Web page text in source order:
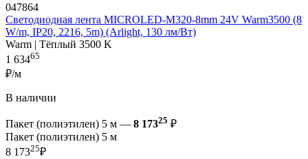
047864
Светодиодная лента MICROLED-M320-8mm 24V Warm3500 (8
W/m, IP20, 2216, 5m) (Arlight, 130 лм/Вт)
Warm | Тёплый 3500 K
1 63465
₽/м
В наличии
Пакет (полиэтилен) 5 м — 8 17325 ₽
Пакет (полиэтилен) 5 м
8 17325₽